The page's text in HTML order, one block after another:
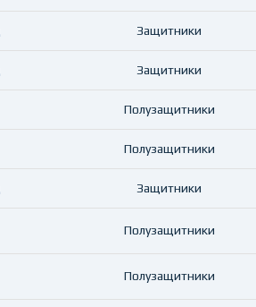
Защитники
Защитники
Полузащитники
Полузащитники
Защитники
Полузащитники
Полузащитники